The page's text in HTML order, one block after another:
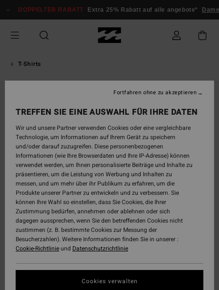
zur
springen
DOPPELTER RABATT Extra 25% Rabatt auf alle angebote* Damen
T-Shirts
TREFFEN SIE EINE AUSWAHL FÜR IHRE DATEN
Wir und unsere Partner verwenden Cookies oder eine vergleichbare
Technologie, um Informationen auf Ihrem Gerät zu speichern
und/oder darauf zuzugreifen. Diese personenbezogenen
Informationen (wie Ihre Browserdaten und Ihre IP-Adresse) können
verwendet werden, um Ihnen personalisierte Beiträge und Inhalte zu
präsentieren, um die Leistung von Werbung und Inhalten zu
messen, und um mehr über ihr Publikum zu erfahren, um die
Produkte unserer Partner zu entwickeln und zu verbessern. Sie
können Ihre Wahl so einstellen, dass Sie Cookies, die Ihrer
Zustimmung bedürfen, annehmen oder ablehnen oder sich
dagegen aussprechen, wenn Sie den betreffenden Cookies nicht
zustimmen (z. B. bestimmte Cookies zur Messung der
Besucherzahlen). Weitere Informationen finden Sie in unserer :
Cookie-Richtlinieund Datenschutzrichtlinie
Cookies verwalten
Fortfahren ohne zu akzeptieren